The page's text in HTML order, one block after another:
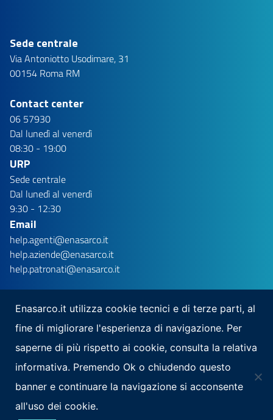
Sede centrale
Via Antoniotto Usodimare, 31
00154 Roma RM
Contact center
06 57930
Dal lunedì al venerdì
08:30 - 19:00
URP
Sede centrale
Dal lunedì al venerdì
9:30 - 12:30
Email
help.agenti@enasarco.it
help.aziende@enasarco.it
help.patronati@enasarco.it
Scarica la nostra app per mobile
Note Legali Privacy
Enasarco.it utilizza cookie tecnici e di terze parti, al
fine di migliorare l'esperienza di navigazione. Per
saperne di più rispetto ai cookie, consulta la relativa
informativa. Premendo Ok o chiudendo questo
banner e continuare la navigazione si acconsente
all'uso dei cookie.